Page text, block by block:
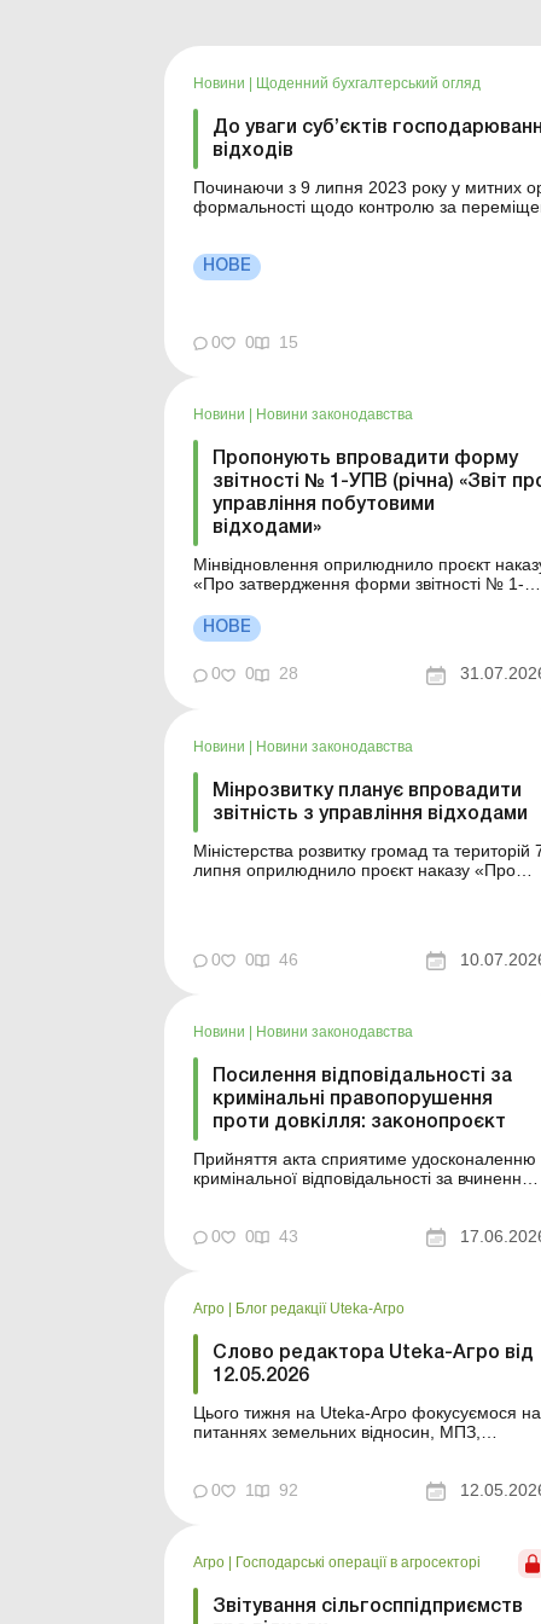
Новини Щоденний бухгалтерський огляд
До уваги суб’єктів
відходів
Починаючи з 9 липня 2023 року у митних
формальності щодо контролю за
НОВЕ
0 0 15
Новини Новини законодавства
Пропонують впровадити форму
звітності № 1-УПВ (річна) «Звіт
управління побутовими
відходами»
Мінвідновлення оприлюднило проєкт
«Про затвердження форми звітності № 1-
побутовими відходами» та інструкції щодо
заповнення форми звітності № 1-УПВ
(річна) «Звіт про управління побутовими
відходами». Більше за темою: ...
НОВЕ
0 0 28
Новини | Новини законодавства
Мінрозвитку планує впровадити
звітність з управління відходами
Міністерства розвитку громад та територій
липня оприлюднило проєкт наказу «Про
форми звітності № 1-УПВ (річна) «Звіт про
управління побутовими відходами&raq...
0 0 46
Новини | Новини законодавства
Посилення відповідальності за
кримінальні правопорушення
проти довкілля: законопроєкт
Прийняття акта сприятиме удосконаленню
кримінальної відповідальності за вчинення
Облік гною на сільгосппідприємстві:
0 0 43
Агро Блог редакції Uteka-Агро
Слово редактора Uteka-Агро від
12.05.2026
Цього тижня на Uteka-Агро фокусуємося на
питаннях земельних відносин, МПЗ,
агропідприємств. Розбираємо практичні
0 1 92
Агро Господарські операції в агросекторі
Звітування сільгосппідприємств